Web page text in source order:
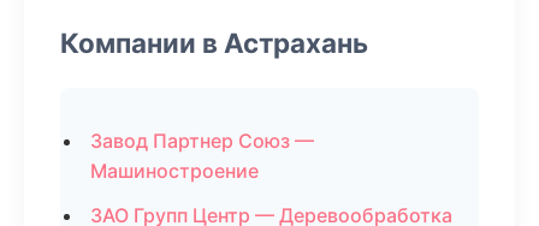
Компании в Астрахань
Завод Партнер Союз —
Машиностроение
ЗАО Групп Центр — Деревообработка